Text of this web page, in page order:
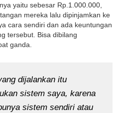
yaitu sebesar Rp.1.000.000,
mereka lalu dipinjamkan ke
cara sendiri dan ada keuntungan
tersebut. Bisa dibilang
ganda.
dijalankan itu
sistem saya, karena
sistem sendiri atau